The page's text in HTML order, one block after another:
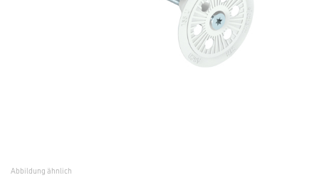
Abbildung ähnlich